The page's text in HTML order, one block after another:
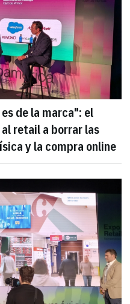
de la marca": el
retail a borrar las
y la compra online